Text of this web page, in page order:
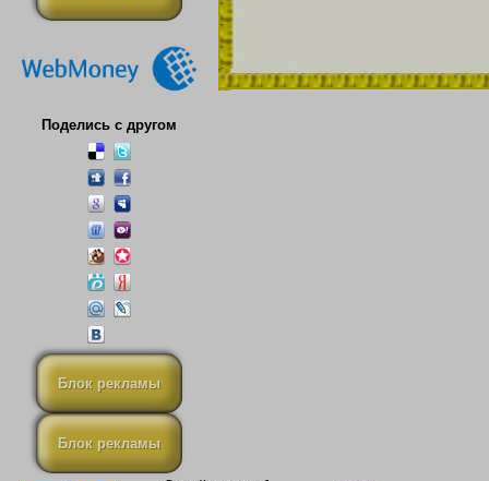
Поделись с другом
Блок рекламы
Блок рекламы